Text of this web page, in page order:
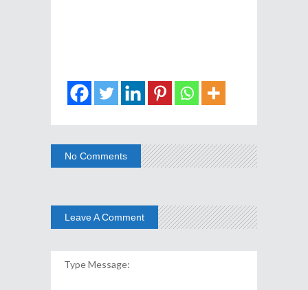
No Comments
Leave A Comment